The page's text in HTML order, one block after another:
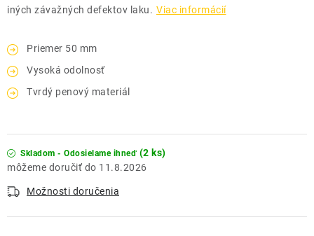
iných závažných defektov laku. Viac informácií
Priemer 50 mm
Vysoká odolnosť
Tvrdý penový materiál
Skladom - Odosielame ihneď (2 ks)
11.8.2026
Možnosti doručenia